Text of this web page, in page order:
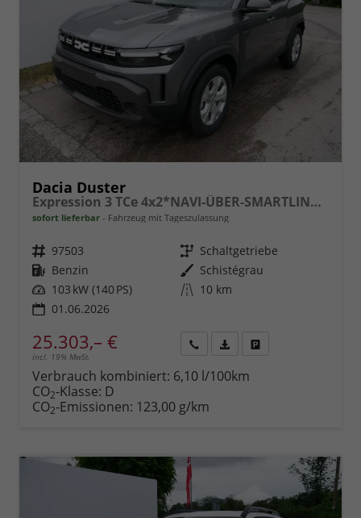
Dacia Duster
Expression 3 TCe 4x2*NAVI-ÜBER-SMARTLINK*AHK*PDC-KAMERA*LED*SHZ*17-ZOLL
sofort lieferbar Fahrzeug mit Tageszulassung
Fahrzeugnr. 97503 Getriebe Schaltgetriebe
Kraftstoff Benzin Außenfarbe Schistégrau
Leistung 103 kW (140 PS) Kilometerstand 10 km
01.06.2026
25.303,– €
incl. 19% MwSt.
anfordern
Datei,
Verbrauch kombiniert: 6,10 l/100km
CO2-Klasse: D
CO2-Emissionen: 123,00 g/km